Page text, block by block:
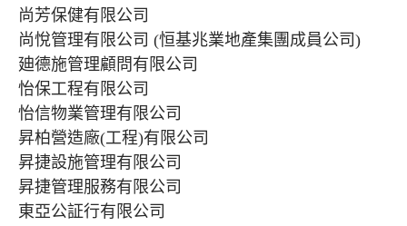
尚芳保健有限公司
尚悅管理有限公司 (恒基兆業地產集團成員公司)
廸德施管理顧問有限公司
怡保工程有限公司
怡信物業管理有限公司
昇柏營造廠(工程)有限公司
昇捷設施管理有限公司
昇捷管理服務有限公司
東亞公証行有限公司